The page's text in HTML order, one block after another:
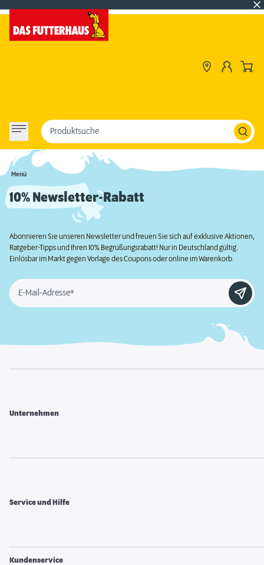
Menü
Produktsuche
10% Newsletter-Rabatt
Abonnieren Sie unseren Newsletter und freuen Sie sich auf exklusive Aktionen,
Ratgeber-Tipps und Ihren 10% Begrüßungsrabatt! Nur in Deutschland gültig.
Einlösbar im Markt gegen Vorlage des Coupons oder online im Warenkorb.
E-Mail-Adresse*
Unternehmen
Service und Hilfe
Kundenservice